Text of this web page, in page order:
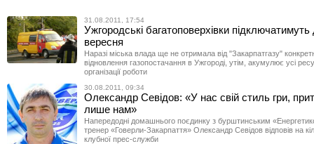
31.08.2011, 17:54
Ужгородські багатоповерхівки підключатимуть
вересня
Наразі міська влада ще не отримала від "Закарпатгазу"
відновлення газопостачання в Ужгороді, утім, акумулює усі
організації роботи
30.08.2011, 09:34
Олександр Севідов: «У нас свій стиль гри,
лише нам»
Напередодні домашнього поєдинку з бурштинським
тренер «Говерли-Закарпаття» Олександр Севідов відповів на
клубної прес-служби